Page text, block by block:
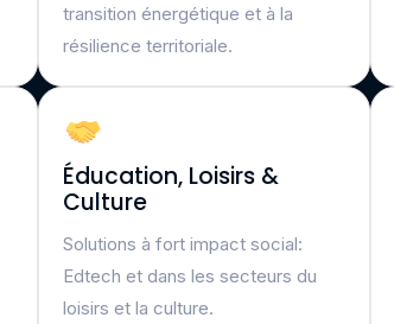
transition énergétique et à la
résilience territoriale.
Éducation, Loisirs &
Culture
Solutions à fort impact social:
Edtech et dans les secteurs du
loisirs et la culture.